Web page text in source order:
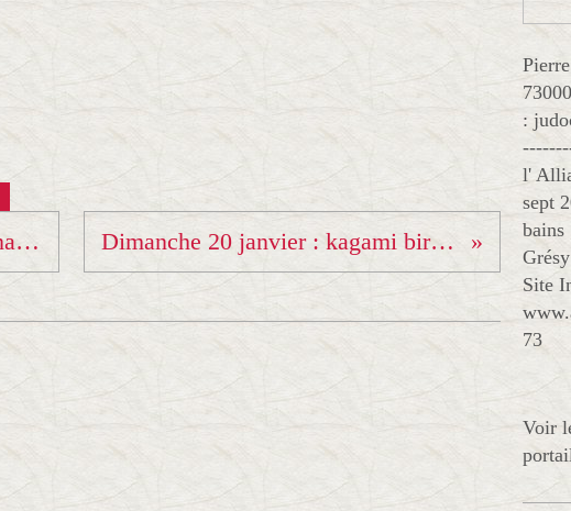
Décès de Bernard Tchoullouyan Dimanche 20 janvier : kagami biraki ( cérémonie des voeux )
:
l'
sept
bains
Site
73
Voir